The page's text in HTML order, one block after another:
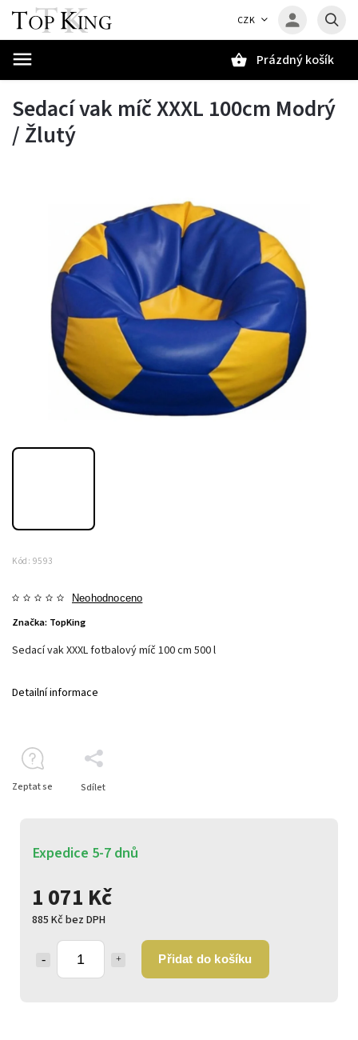
CZK
Prázdný košík
Sedací vak míč XXXL 100cm Modrý
/ Žlutý
Kód: 9593
Neohodnoceno
Značka: TopKing
1 071 Kč
885 Kč bez DPH
Přidat do košíku
Expedice 5-7 dnů
Sedací vak XXXL fotbalový míč 100 cm 500 l
Detailní informace
Zeptat se Sdílet